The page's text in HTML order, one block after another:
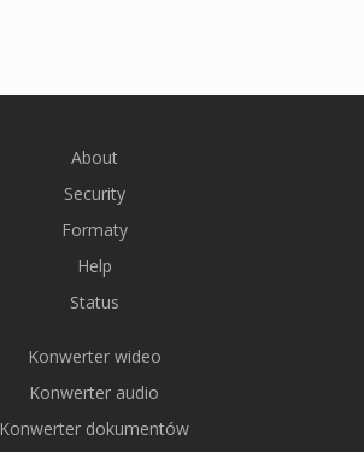
About
Security
Formaty
Help
Status
Konwerter wideo
Konwerter audio
Konwerter dokumentów